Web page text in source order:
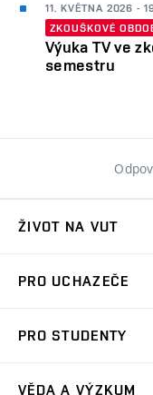
11. KVĚTNA 2026 -
ZKOUŠKOVÉ
Výuka TV ve
semestru
ŽIVOT NA VUT
Koleje
Sport na VUT
PRO UCHAZEČE
Dny otevřených dveří
PRO STUDENTY
VĚDA A VÝZKUM